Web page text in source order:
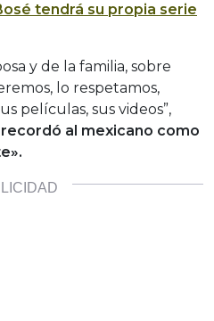
tendrá su propia serie
y de la familia, sobre
lo respetamos,
películas, sus videos”,
recordó al mexicano como